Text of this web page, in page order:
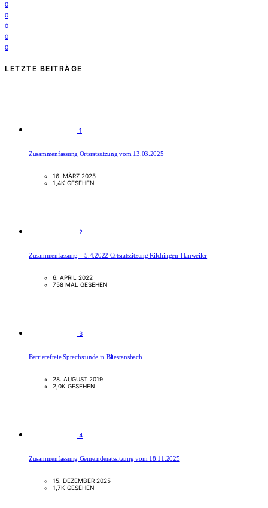
0
0
0
0
0
LETZTE BEITRÄGE
1
Zusammenfassung Ortsratssitzung vom 13.03.2025
16. MÄRZ 2025
1,4K GESEHEN
2
Zusammenfassung – 5.4.2022 Ortsratssitzung Rilchingen-Hanweiler
6. APRIL 2022
758 MAL GESEHEN
3
Barrierefreie Sprechstunde in Bliesransbach
28. AUGUST 2019
2,0K GESEHEN
4
Zusammenfassung Gemeinderatssitzung vom 18.11.2025
15. DEZEMBER 2025
1,7K GESEHEN